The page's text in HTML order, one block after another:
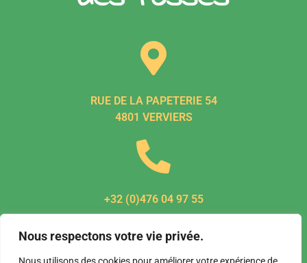
Nous respectons votre vie privée.
RUE DE LA PAPETERIE 54
4801 VERVIERS
+32 (0)476 04 97 55